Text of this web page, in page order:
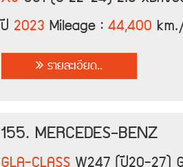
ปี 2023 Mileage :44,400
รายละเอียด..
155. MERCEDES-BENZ